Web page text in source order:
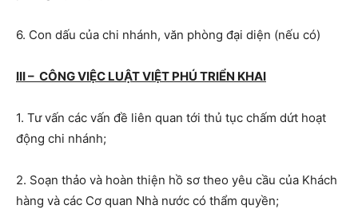
6. Con dấu của chi nhánh, văn phòng đại diện (nếu có)
III – CÔNG VIỆC LUẬT VIỆT PHÚ TRIỂN KHAI
1. Tư vấn các vấn đề liên quan tới thủ tục chấm dứt hoạt
động chi nhánh;
2. Soạn thảo và hoàn thiện hồ sơ theo yêu cầu của Khách
hàng và các Cơ quan Nhà nước có thẩm quyền;